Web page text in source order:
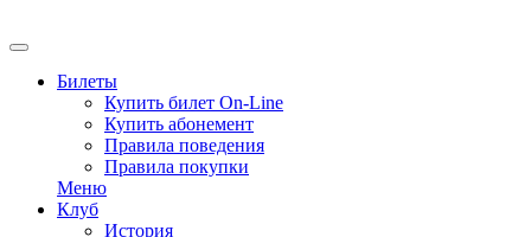
Билеты
Купить билет On-Line
Купить абонемент
Правила поведения
Правила покупки
Меню
Клуб
История